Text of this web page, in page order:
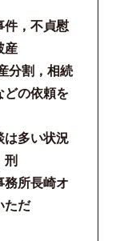
件，不貞慰
産
分割，相続
どの依頼を
は多い状況
刑
務所長崎オ
ただ